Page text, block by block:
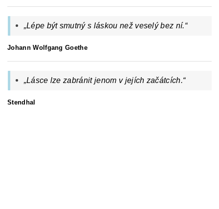
„Lépe být smutný s láskou než veselý bez ní.“
Johann Wolfgang Goethe
„Lásce lze zabránit jenom v jejích začátcích.“
Stendhal